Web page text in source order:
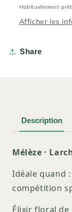
Habituellement
Afficher les
Share
Description
Mélèze ·
Idéale quand
compétition
Élixir floral de